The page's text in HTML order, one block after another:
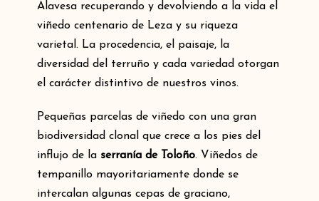
Alavesa recuperando y devolviendo a la vida el
viñedo centenario de Leza y su riqueza
varietal. La procedencia, el paisaje, la
diversidad del terruño y cada variedad otorgan
el carácter distintivo de nuestros vinos.
Pequeñas parcelas de viñedo con una gran
biodiversidad clonal que crece a los pies del
influjo de la serranía de Toloño. Viñedos de
tempanillo mayoritariamente donde se
intercalan algunas cepas de graciano,